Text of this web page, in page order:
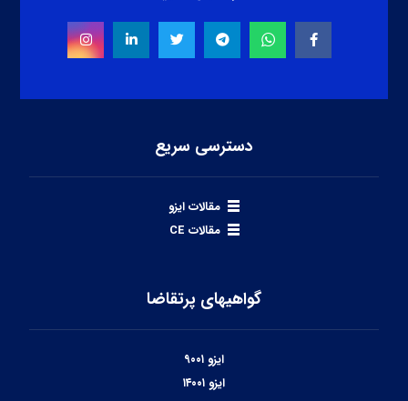
دسترسی سریع
مقالات ایزو
مقالات CE
گواهیهای پرتقاضا
ایزو ۹۰۰۱
ایزو ۱۴۰۰۱